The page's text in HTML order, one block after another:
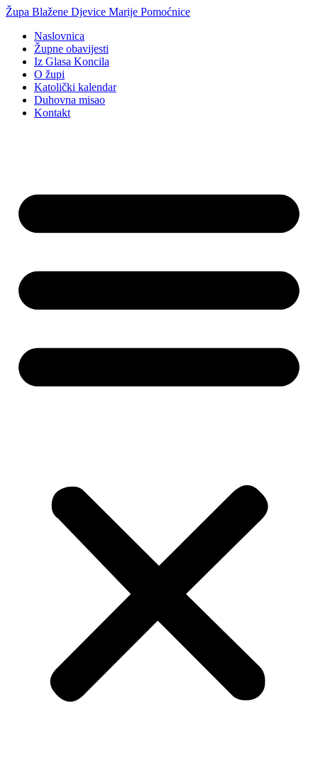
Idi
sadržaj
Župa Blažene Djevice Marije Pomoćnice
Naslovnica
Župne obavijesti
Iz Glasa Koncila
O župi
Katolički kalendar
Duhovna misao
Kontakt